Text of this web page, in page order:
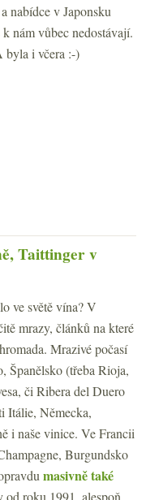
nabídce v Japonsku
nám vůbec nedostávají.
byla i včera :-)
Taittinger v
ve světě vína? V
mrazy, článků na které
Mrazivé počasí
Španělsko (třeba Rioja,
či Ribera del Duero
Itálie, Německa,
i naše vinice. Ve Francii
Burgundsko
masivně také
od roku 1991, alespoň